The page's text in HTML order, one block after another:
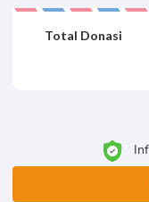
Total Donasi